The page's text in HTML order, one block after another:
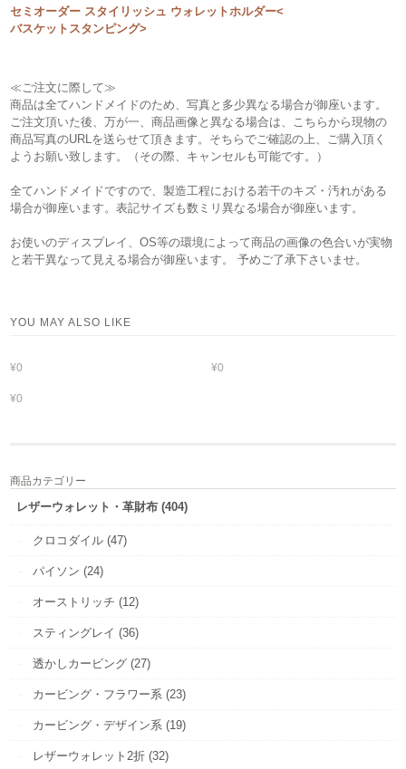
セミオーダー スタイリッシュ ウォレットホルダー<
バスケットスタンピング>
≪ご注文に際して≫
商品は全てハンドメイドのため、写真と多少異なる場合が御座います。
ご注文頂いた後、万が一、商品画像と異なる場合は、こちらから現物の
商品写真のURLを送らせて頂きます。そちらでご確認の上、ご購入頂く
ようお願い致します。（その際、キャンセルも可能です。）
全てハンドメイドですので、製造工程における若干のキズ・汚れがある
場合が御座います。表記サイズも数ミリ異なる場合が御座います。
お使いのディスプレイ、OS等の環境によって商品の画像の色合いが実物
と若干異なって見える場合が御座います。 予めご了承下さいませ。
YOU MAY ALSO LIKE
¥0 ¥0
¥0
商品カテゴリー
レザーウォレット・革財布 (404)
クロコダイル (47)
パイソン (24)
オーストリッチ (12)
スティングレイ (36)
透かしカービング (27)
カービング・フラワー系 (23)
カービング・デザイン系 (19)
レザーウォレット2折 (32)